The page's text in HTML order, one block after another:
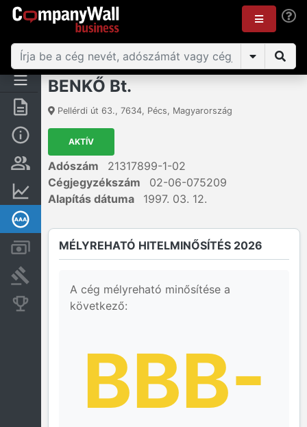
Összegzés
Alap információk
Személyek és tulajdonjog
Pénzügyi információk
Számlák és zárolások
Konkurens cégek
BENKŐ Bt.
Pellérdi út 63., 7634, Pécs, Magyarország
AKTÍV
Adószám
21317899-1-02
Cégjegyzékszám
02-06-075209
Alapítás dátuma
1997. 03. 12.
MÉLYREHATÓ HITELMINŐSÍTÉS 2026
A cég mélyreható minősítése a
következő:
BBB-